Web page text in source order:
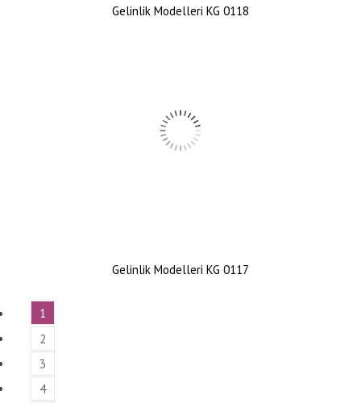
Gelinlik Modelleri KG 0118
Gelinlik Modelleri KG 0117
1
2
3
4